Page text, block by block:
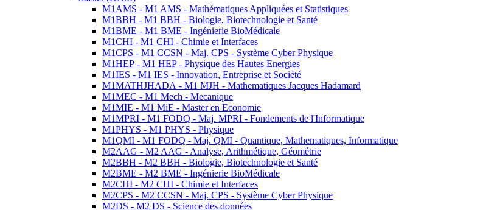
M1AMS - M1 AMS - Mathématiques Appliquées et Statistiques
M1BBH - M1 BBH - Biologie, Biotechnologie et Santé
M1BME - M1 BME - Ingénierie BioMédicale
M1CHI - M1 CHI - Chimie et Interfaces
M1CPS - M1 CCSN - Maj. CPS - Système Cyber Physique
M1HEP - M1 HEP - Physique des Hautes Energies
M1IES - M1 IES - Innovation, Entreprise et Société
M1MATHJHADA - M1 MJH - Mathematiques Jacques Hadamard
M1MEC - M1 Mech - Mecanique
M1MIE - M1 MiE - Master en Economie
M1MPRI - M1 FODQ - Maj. MPRI - Fondements de l'Informatique
M1PHYS - M1 PHYS - Physique
M1QMI - M1 FODQ - Maj. QMI - Quantique, Mathematiques, Informatique
M2AAG - M2 AAG - Analyse, Arithmétique, Géométrie
M2BBH - M2 BBH - Biologie, Biotechnologie et Santé
M2BME - M2 BME - Ingénierie BioMédicale
M2CHI - M2 CHI - Chimie et Interfaces
M2CPS - M2 CCSN - Maj. CPS - Système Cyber Physique
M2DS - M2 DS - Science des données